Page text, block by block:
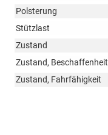
Polsterung
Stützlast
Zustand
Zustand, Beschaffenheit
Zustand, Fahrfähigkeit